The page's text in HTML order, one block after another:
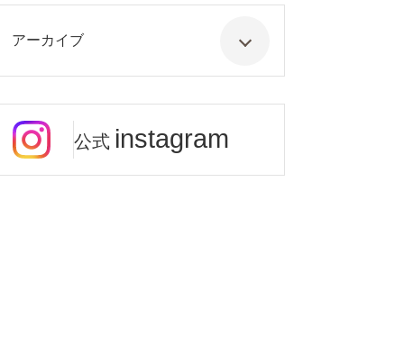
アーカイブ
公式 instagram